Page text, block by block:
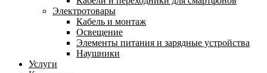
Электротовары
Кабель и монтаж
Освещение
Элементы питания и зарядные устройства
Наушники
Услуги